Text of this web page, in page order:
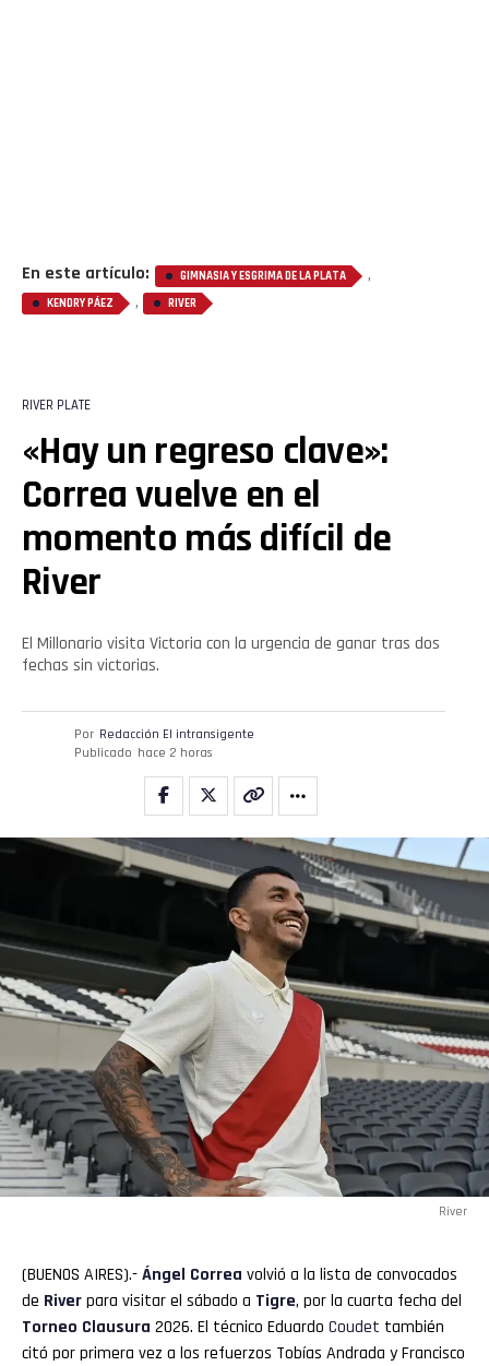
En este artículo: GIMNASIA Y ESGRIMA DE LA PLATA ,
KENDRY PÁEZ , RIVER
RIVER PLATE
«Hay un regreso clave»:
Correa vuelve en el
momento más difícil de
River
El Millonario visita Victoria con la urgencia de ganar tras dos
fechas sin victorias.
Por Redacción El intransigente
Publicado hace 2 horas
River
(BUENOS AIRES).-Ángel Correa volvió a la lista de convocados
de Riverpara visitar el sábado a Tigre, por la cuarta fecha del
Torneo Clausura 2026. El técnico Eduardo Coudet también
citó por primera vez a los refuerzos Tobías Andrada y Francisco
Flipboard
Whatsapp
Email